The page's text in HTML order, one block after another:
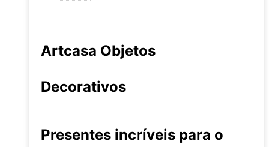
Artcasa Objetos
Decorativos
Presentes incríveis para o